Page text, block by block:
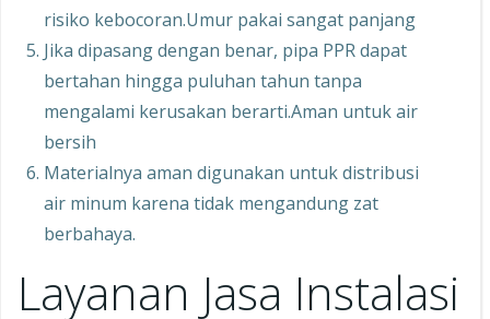
risiko kebocoran.Umur pakai sangat panjang
Jika dipasang dengan benar, pipa PPR dapat
bertahan hingga puluhan tahun tanpa
mengalami kerusakan berarti.Aman untuk air
bersih
Materialnya aman digunakan untuk distribusi
air minum karena tidak mengandung zat
berbahaya.
Layanan Jasa Instalasi